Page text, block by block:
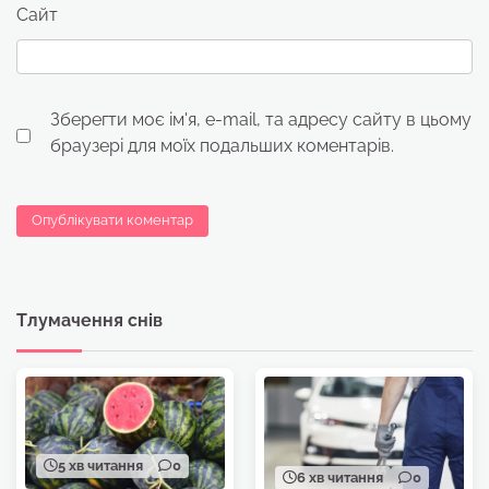
Сайт
Зберегти моє ім'я, e-mail, та адресу сайту в цьому
браузері для моїх подальших коментарів.
Тлумачення снів
5 хв читання 0
6 хв читання 0